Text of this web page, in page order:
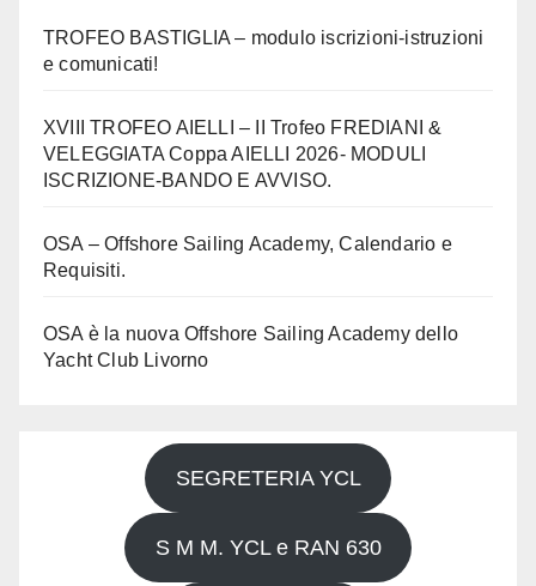
TROFEO BASTIGLIA – modulo iscrizioni-istruzioni
e comunicati!
XVIII TROFEO AIELLI – II Trofeo FREDIANI &
VELEGGIATA Coppa AIELLI 2026- MODULI
ISCRIZIONE-BANDO E AVVISO.
OSA – Offshore Sailing Academy, Calendario e
Requisiti.
OSA è la nuova Offshore Sailing Academy dello
Yacht Club Livorno
SEGRETERIA YCL
S M M. YCL e RAN 630